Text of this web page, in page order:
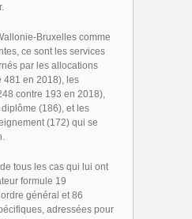
Bruxelles comme
ce sont les services
par les allocations
481 en 2018), les
contre 193 en 2018),
(186), et les
(172) qui se
tous les cas qui lui ont
formule 19
général et 86
adressées pour